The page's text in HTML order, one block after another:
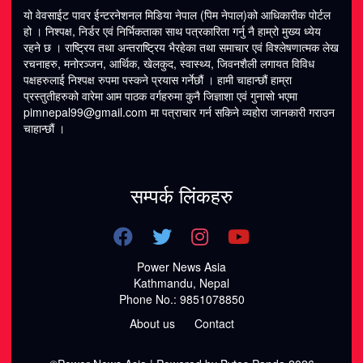
यो वेवसाईट पावर ईन्टरनेशनल मिडिया नेपाल (पिम नेपाल)को आधिकारीक पोर्टल
हो । निश्पक्ष, निर्डर एवं निर्भिकताका साथ पत्रकारिता गर्नु नै हाम्रो मुख्य ध्येय
रहने छ । राष्ट्रिय तथा अन्तराष्ट्रिय भैरहेका तथा समाचार एवं विश्लेषणात्मक लेख
रचनाहरु, मनोरञ्जन, आर्थिक, खेलकुद, स्वास्थ्य, जिवनशैली लगायत विविध
पक्षहरुलाई निश्पक्ष रुपमा पस्कने प्रयास गर्नेछौं । हामी चाहान्छौं हाम्रा
प्रस्तुतीहरुको वारेमा आम पाठक वर्गहरुमा कुनै जिज्ञाशा एवं गुनासो भएमा
pimnepal99@gmail.com मा पत्राचार गर्न सकिने व्यहोरा जानकारी गराउन
चाहान्छौं ।
सम्पर्क लिंकहरु
Power News Asia
Kathmandu, Nepal
Phone No.: 9851078850
About us
Contact